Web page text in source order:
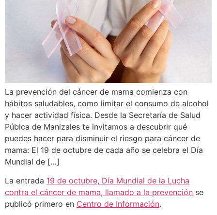
La prevención del cáncer de mama comienza con
hábitos saludables, como limitar el consumo de alcohol
y hacer actividad física. Desde la Secretaría de Salud
Púbica de Manizales te invitamos a descubrir qué
puedes hacer para disminuir el riesgo para cáncer de
mama: El 19 de octubre de cada año se celebra el Día
Mundial de […]
La entrada 19 de octubre, Día Mundial de la Lucha
contra el cáncer de mama, llamado a la prevención se
publicó primero en Centro de Información.